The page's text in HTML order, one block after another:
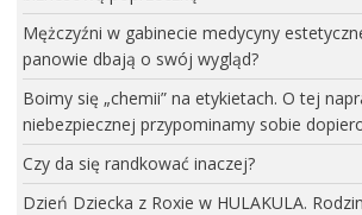
Mężczyźni w gabinecie medycyny
panowie dbają o swój wygląd?
Boimy się „chemii” na etykietach. O tej
niebezpiecznej przypominamy sobie
Czy da się randkować inaczej?
Dzień Dziecka z Roxie w HULAKULA.